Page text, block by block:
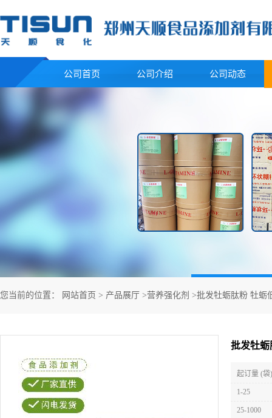
公司首页 公司介绍 公司动态
您当前的位置： 网站首页 > 产品展厅 >营养强化剂 >批发牡蛎肽粉 牡蛎
批发牡蛎
起订量 (袋)
1-25
25-1000